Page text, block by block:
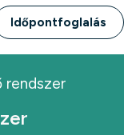
Időpontfoglalás
rendszer